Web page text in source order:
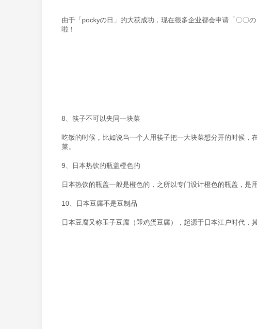
由于「pockyの日」的大获成功，现在很多企业都会申请「〇〇
啦！
8、筷子不可以夹同一块菜
吃饭的时候，比如说当一个人用筷子把一大块菜想分开的时候
菜。
9、日本热饮的瓶盖橙色的
日本热饮的瓶盖一般是橙色的，之所以专门设计橙色的瓶盖，是
10、日本豆腐不是豆制品
日本豆腐又称玉子豆腐（即鸡蛋豆腐），起源于日本江户时代，